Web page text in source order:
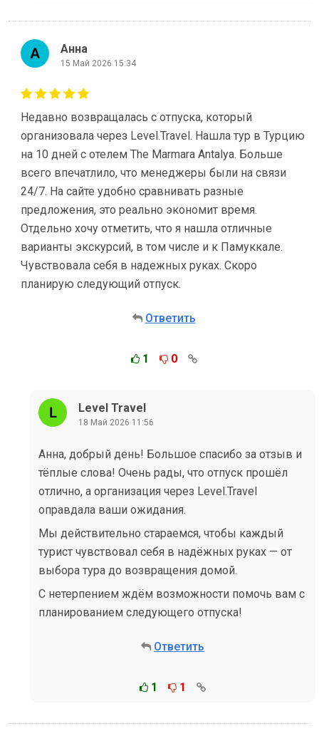
Анна
15 Май 2026 15:34
Недавно возвращалась с отпуска, который
организовала через Level.Travel. Нашла тур в Турцию
на 10 дней с отелем The Marmara Antalya. Больше
всего впечатлило, что менеджеры были на связи
24/7. На сайте удобно сравнивать разные
предложения, это реально экономит время.
Отдельно хочу отметить, что я нашла отличные
варианты экскурсий, в том числе и к Памуккале.
Чувствовала себя в надежных руках. Скоро
планирую следующий отпуск.
Ответить
1 0
Level Travel
18 Май 2026 11:56
Анна, добрый день! Большое спасибо за отзыв и
тёплые слова! Очень рады, что отпуск прошёл
отлично, а организация через Level.Travel
оправдала ваши ожидания.
Мы действительно стараемся, чтобы каждый
турист чувствовал себя в надёжных руках — от
выбора тура до возвращения домой.
С нетерпением ждём возможности помочь вам с
планированием следующего отпуска!
Ответить
1 1